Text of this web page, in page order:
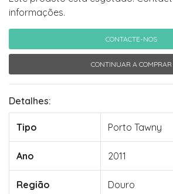
informações.
CONTACTE-NOS
CONTINUAR A COMPRAR
Detalhes:
Tipo Porto Tawny
Ano 2011
Região Douro